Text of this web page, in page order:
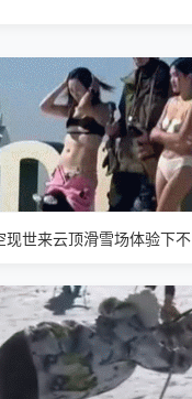
现世来云顶滑雪场体验下不